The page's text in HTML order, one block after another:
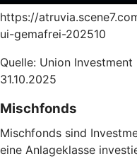
https://
ui-gemafrei-202510
Quelle: Union
31.10.2025
Mischfonds
Mischfonds sind
eine Anlageklasse